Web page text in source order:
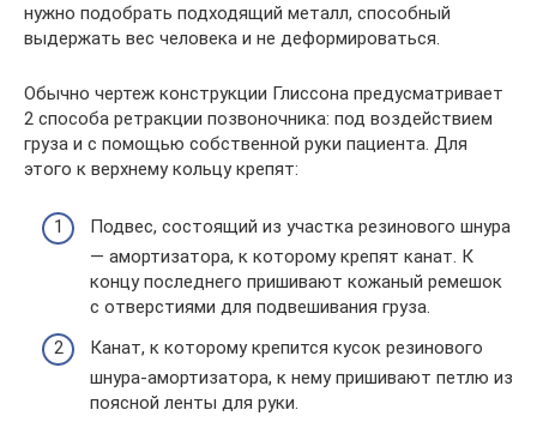
нужно подобрать подходящий металл, способный
выдержать вес человека и не деформироваться.
Обычно чертеж конструкции Глиссона предусматривает
2 способа ретракции позвоночника: под воздействием
груза и с помощью собственной руки пациента. Для
этого к верхнему кольцу крепят:
Подвес, состоящий из участка резинового шнура
— амортизатора, к которому крепят канат. К
концу последнего пришивают кожаный ремешок
с отверстиями для подвешивания груза.
Канат, к которому крепится кусок резинового
шнура-амортизатора, к нему пришивают петлю из
поясной ленты для руки.